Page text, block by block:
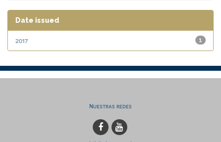
Date issued
1
2017
Nuestras redes